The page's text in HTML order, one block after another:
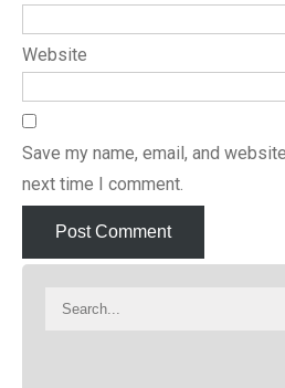
Website
Save my name, email, and
next time I comment.